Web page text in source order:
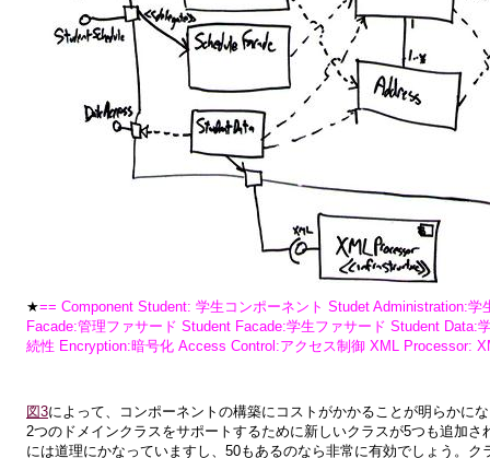
★== Component Student: 学生コンポーネント Studet Administration:
Facade:管理ファサード Student Facade:学生ファサード Student
続性 Encryption:暗号化 Access Control:アクセス制御 XML Processor:
図3によって、コンポーネントの構築にコストがかかることが明らかに
2つのドメインクラスをサポートするために新しいクラスが5つも追加
には道理にかなっていますし、50もあるのなら非常に有効でしょう。